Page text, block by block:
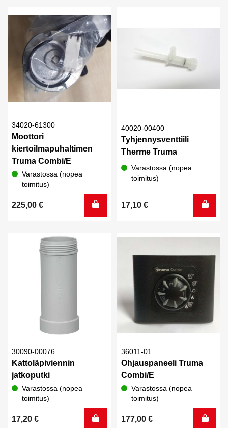
34020-61300
Moottori
kiertoilmapuhaltimen
Truma Combi/E
Varastossa (nopea
toimitus)
225,00 €
40020-00400
Tyhjennysventtiili
Therme Truma
Varastossa (nopea
toimitus)
17,10 €
30090-00076
Kattoläpiviennin
jatkoputki
Varastossa (nopea
toimitus)
17,20 €
36011-01
Ohjauspaneeli Truma
Combi/E
Varastossa (nopea
toimitus)
177,00 €